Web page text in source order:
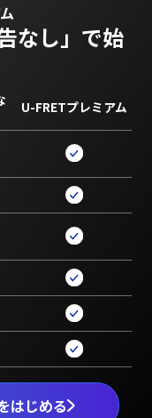
告なし」で始
はじめる
U-FRETプレミアム